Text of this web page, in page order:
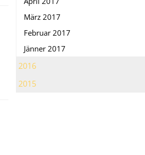
März 2017
Februar 2017
Jänner 2017
2016
2015